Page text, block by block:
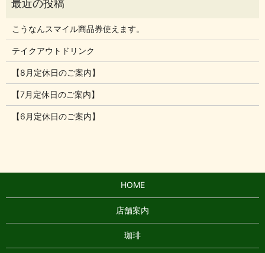
こうなんスマイル商品券使えます。
テイクアウトドリンク
【8月定休日のご案内】
【7月定休日のご案内】
【6月定休日のご案内】
HOME
店舗案内
珈琲